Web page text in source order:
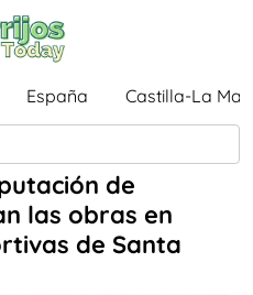
España Castilla-La
de
las obras en
de Santa